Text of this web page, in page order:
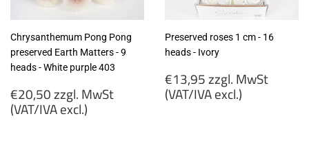
Chrysanthemum Pong Pong
preserved Earth Matters - 9
heads - White purple 403
Regular
price
€20,50 zzgl. MwSt
(VAT/IVA excl.)
Preserved roses 1 cm - 16
heads - Ivory
Regular
price
€13,95 zzgl. MwSt
(VAT/IVA excl.)